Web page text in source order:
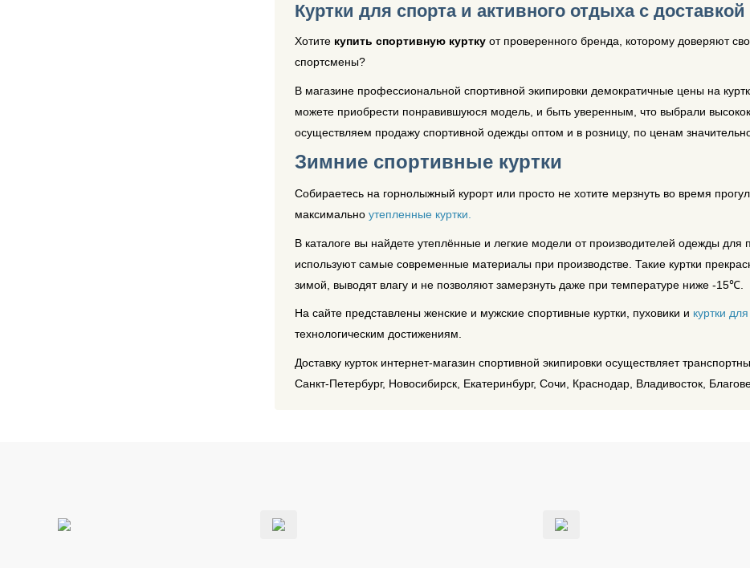
Куртки для спорта и активного отдыха с доставкой
Хотите купить спортивную куртку от проверенного бренда, которому доверяют
спортсмены?
В магазине профессиональной спортивной экипировки демократичные цены на
можете приобрести понравившуюся модель, и быть уверенным, что выбрали
осуществляем продажу спортивной одежды оптом и в розницу, по ценам
Зимние спортивные куртки
Собираетесь на горнолыжный курорт или просто не хотите мерзнуть во время
максимально утепленные куртки.
В каталоге вы найдете утеплённые и легкие модели от производителей одежды
используют самые современные материалы при производстве. Такие куртки
зимой, выводят влагу и не позволяют замерзнуть даже при температуре ниже -15℃.
На сайте представлены женские и мужские спортивные куртки, пуховики и куртки
технологическим достижениям.
Доставку курток интернет-магазин спортивной экипировки осуществляет
Санкт-Петербург, Новосибирск, Екатеринбург, Сочи, Краснодар, Владивосток,